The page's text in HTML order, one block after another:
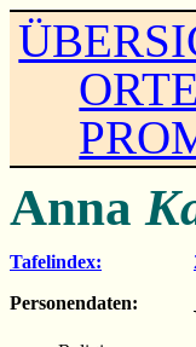
ORTE
Anna
Tafelindex:
Personendaten: